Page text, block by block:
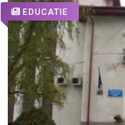
EDUCATIE